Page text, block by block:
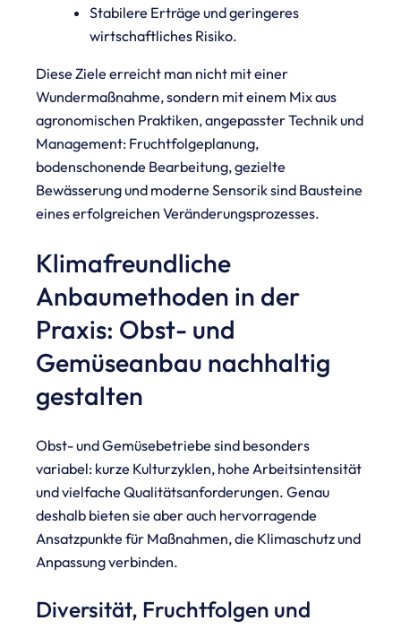
Stabilere Erträge und geringeres
wirtschaftliches Risiko.
Diese Ziele erreicht man nicht mit einer
Wundermaßnahme, sondern mit einem Mix aus
agronomischen Praktiken, angepasster Technik und
Management: Fruchtfolgeplanung,
bodenschonende Bearbeitung, gezielte
Bewässerung und moderne Sensorik sind Bausteine
eines erfolgreichen Veränderungsprozesses.
Klimafreundliche
Anbaumethoden in der
Praxis: Obst- und
Gemüseanbau nachhaltig
gestalten
Obst- und Gemüsebetriebe sind besonders
variabel: kurze Kulturzyklen, hohe Arbeitsintensität
und vielfache Qualitätsanforderungen. Genau
deshalb bieten sie aber auch hervorragende
Ansatzpunkte für Maßnahmen, die Klimaschutz und
Anpassung verbinden.
Diversität, Fruchtfolgen und